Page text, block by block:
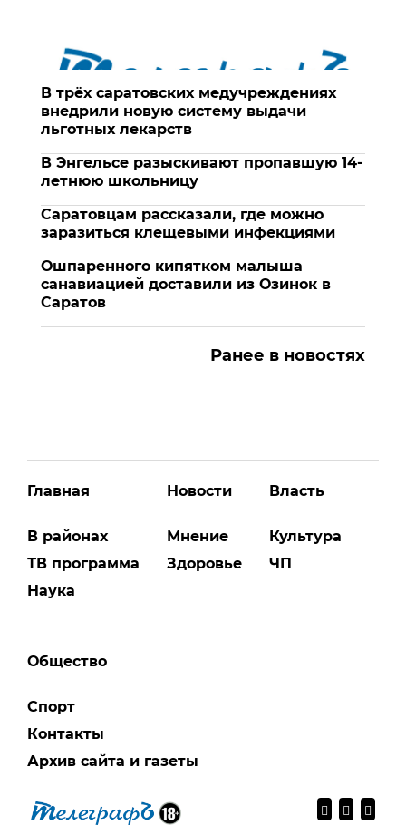
В трёх саратовских медучреждениях
внедрили новую систему выдачи
льготных лекарств
В Энгельсе разыскивают пропавшую 14-
летнюю школьницу
Саратовцам рассказали, где можно
заразиться клещевыми инфекциями
Ошпаренного кипятком малыша
санавиацией доставили из Озинок в
Саратов
Ранее в новостях
Главная
В районах
ТВ программа
Наука
Новости
Мнение
Здоровье
Власть
Культура
ЧП
Общество
Спорт
Контакты
Архив сайта и газеты